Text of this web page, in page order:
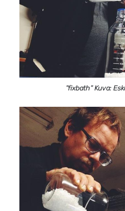
"fixbath" Kuva: